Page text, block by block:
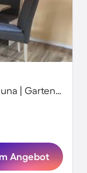
Bungalow mit Garten, Grill und Sauna | Gartenblick | Haustierfreundlich
Angebot